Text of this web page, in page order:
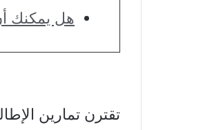
هل يمكنك
تقترن تمارين